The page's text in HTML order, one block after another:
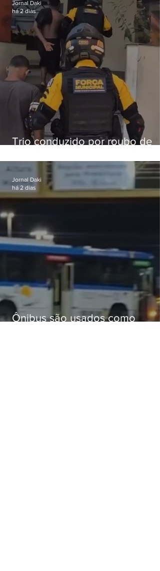
Trio conduzido por roubo de
passagens
Jornal Daki
há 2 dias
Ônibus são usados como
Jornal Daki
há 2 dias